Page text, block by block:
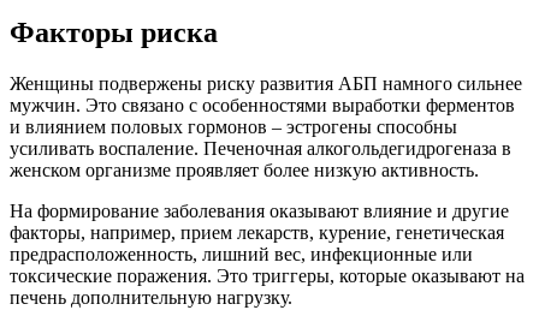
Факторы риска
Женщины подвержены риску развития АБП намного сильнее
мужчин. Это связано с особенностями выработки ферментов
и влиянием половых гормонов – эстрогены способны
усиливать воспаление. Печеночная алкогольдегидрогеназа в
женском организме проявляет более низкую активность.
На формирование заболевания оказывают влияние и другие
факторы, например, прием лекарств, курение, генетическая
предрасположенность, лишний вес, инфекционные или
токсические поражения. Это триггеры, которые оказывают на
печень дополнительную нагрузку.